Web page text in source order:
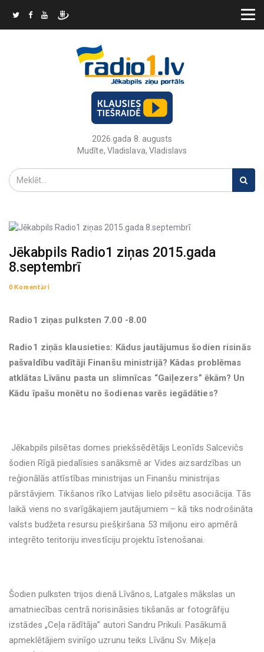
2026.gada 8. augusts
Mudīte, Vladislava, Vladislavs
Jēkabpils Radio1 ziņas 2015.gada
8.septembrī
0 Komentāri
Radio1 ziņas pulksten 7.00 -8.00
Radio1 ziņās klausieties: Kādus jautājumus šodien risinās
pašvaldību vadītāji Finanšu ministrijā? Kādas problēmas
atklātas Līvānu pasta un slimnīcas “Gaiļezers” ēkām? Un
Kādu īpašu monētu no šodienas varēs iegādāties?
Jēkabpils pilsētas domes priekšsēdētājs Leonīds Salcevičs
šodien Rīgā piedalīsies sanāksmē ar Vides aizsardzības un
reģionālās attīstības ministrijas un Finanšu ministrijas
pārstāvjiem. Tikšanos rīko Latvijas lielo pilsētu asociācija. Tās
laikā viens no svarīgākajiem jautājumiem – kā tiks nodrošināta
valsts budžeta resursu piešķiršana 53 miljonu eiro apmērā
integrēto teritoriju investīciju projektu īstenošanai.
Šodien pulksten trijos dienā Līvānos, Latgales mākslas un
amatniecības centrā norisināsies tikšanās ar fotogrāfiju
izstādes „Ceļa rādītāja” autori Sandru Prikuli. Pasākumā
apmeklētājiem svinīgo uzrunu teiks Līvānu Sv. Miķeļa